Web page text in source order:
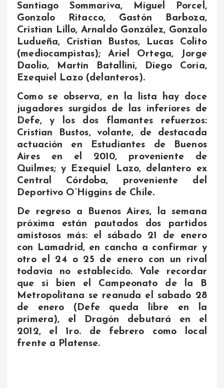
Santiago Sommariva, Miguel Porcel,
Gonzalo Ritacco, Gastón Barboza,
Cristian Lillo, Arnaldo González, Gonzalo
Ludueña, Cristian Bustos, Lucas Colito
(mediocampistas); Ariel Ortega, Jorge
Daolio, Martín Batallini, Diego Coria,
Ezequiel Lazo (delanteros).
Como se observa, en la lista hay doce
jugadores surgidos de las inferiores de
Defe, y los dos flamantes refuerzos:
Cristian Bustos, volante, de destacada
actuación en Estudiantes de Buenos
Aires en el 2010, proveniente de
Quilmes; y Ezequiel Lazo, delantero ex
Central Córdoba, proveniente del
Deportivo O’Higgins de Chile.
De regreso a Buenos Aires, la semana
próxima están pautados dos partidos
amistosos más: el sábado 21 de enero
con Lamadrid, en cancha a confirmar y
otro el 24 o 25 de enero con un rival
todavía no establecido. Vale recordar
que si bien el Campeonato de la B
Metropolitana se reanuda el sabado 28
de enero (Defe queda libre en la
primera), el Dragón debutará en el
2012, el 1ro. de febrero como local
frente a Platense.